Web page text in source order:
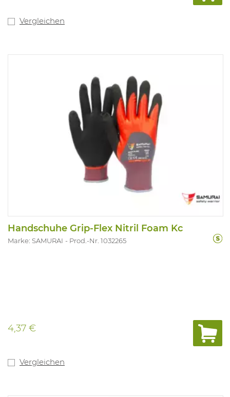
Vergleichen
Handschuhe Grip-Flex Nitril Foam Kc
Marke: SAMURAI Prod.-Nr. 1032265
4,37 €
Vergleichen